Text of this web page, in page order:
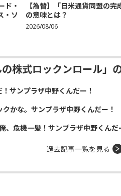
ド・
・ソ
【為替】「日米通貨同盟の完
の意味とは？
2026/08/06
の株式ロックンロール」
サンプラザ中野くんだー！
かな。サンプラザ中野くんだー！
、危機一髪！サンプラザ中野くんだ
過去記事一覧を見る